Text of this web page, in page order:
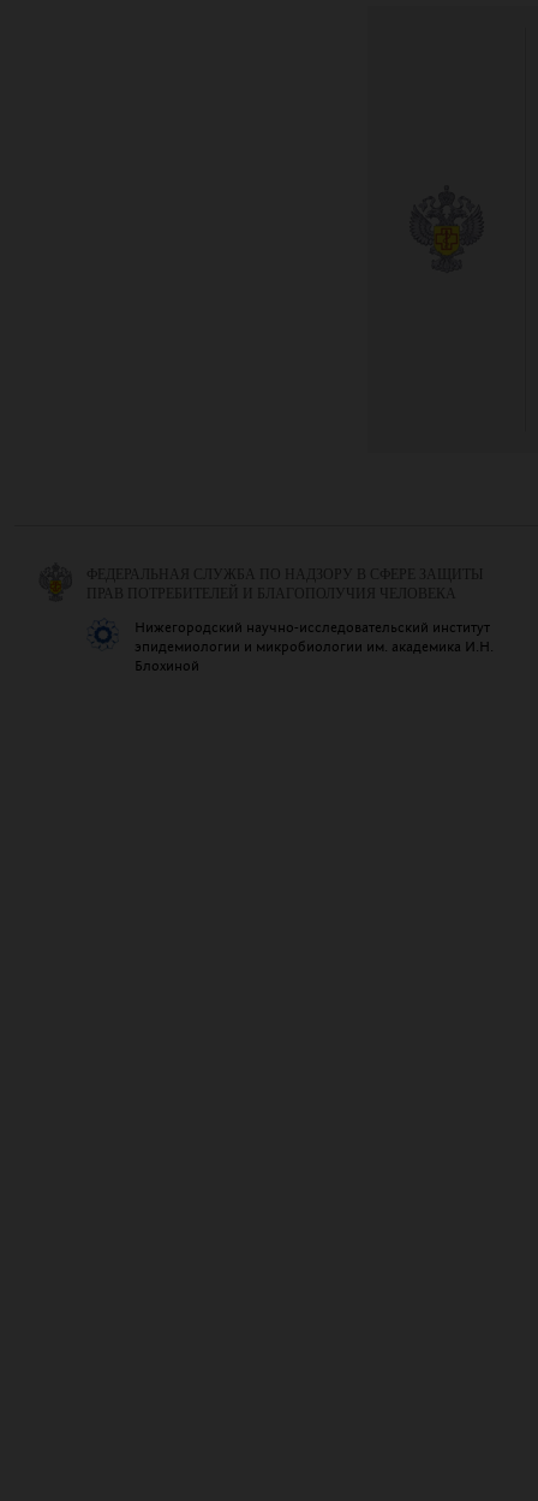
ФЕДЕРАЛЬНАЯ СЛУЖБА ПО НАДЗОРУ В СФЕРЕ ЗАЩИТЫ
ПРАВ ПОТРЕБИТЕЛЕЙ И БЛАГОПОЛУЧИЯ ЧЕЛОВЕКА
Нижегородский научно-исследовательский институт
эпидемиологии и микробиологии им. академика И.Н.
Блохиной